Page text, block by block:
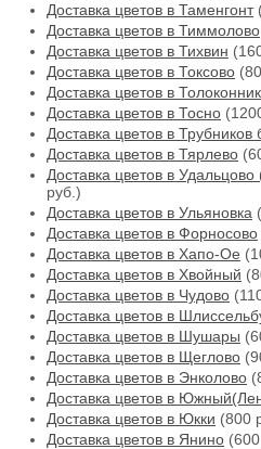
Доставка цветов в Таменгонт
Доставка цветов в Тиммолово
Доставка цветов в Тихвин
Доставка цветов в Токсово
Доставка цветов в
Доставка цветов в Тосно
Доставка цветов в Трубников
Доставка цветов в Тярлево
Доставка цветов в
руб.)
Доставка цветов в Ульяновка
Доставка цветов в Форносово
Доставка цветов в Хапо-Ое
Доставка цветов в Хвойный
Доставка цветов в Чудово
Доставка цветов в
Доставка цветов в Шушары
Доставка цветов в Щеглово
Доставка цветов в Энколово
Доставка цветов в
Доставка цветов в Юкки (800
Доставка цветов в Янино